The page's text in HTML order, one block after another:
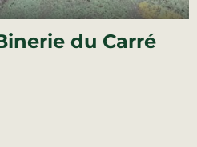
du Carré